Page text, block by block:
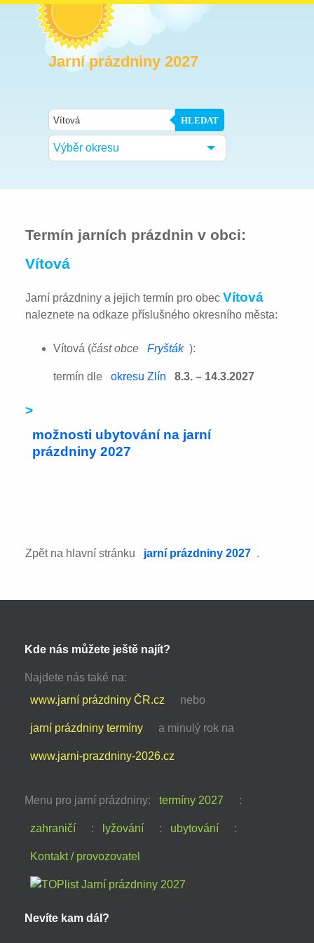
Jarní prázdniny 2027
HLEDAT
Výběr okresu
Termín jarních prázdnin v obci:
Vítová
Jarní prázdniny a jejich termín pro obecVítová
naleznete na odkaze příslušného okresního města:
Vítová (část obce Fryšták ):
termín dle okresu Zlín 8.3. – 14.3.2027
>
možnosti ubytování na jarní
prázdniny 2027
Zpět na hlavní stránku jarní prázdniny 2027 .
Kde nás můžete ještě najít?
Najdete nás také na:
www.jarní prázdniny ČR.cz
nebo
jarní prázdniny termíny a minulý rok na
www.jarni-prazdniny-2026.cz
Menu pro jarní prázdniny: termíny 2027 :
zahraničí : lyžování : ubytování :
Kontakt / provozovatel
Nevíte kam dál?